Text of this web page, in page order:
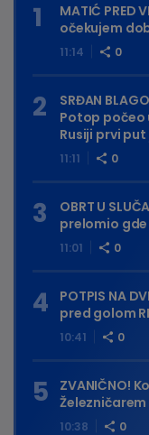
11:14 0
MATIĆ PRED
očekujem
11:11 0
SRĐAN
Potop počeo
Rusiji prvi
11:01 0
OBRT U
prelomio
10:41 0
POTPIS NA
pred golom
10:38 0
ZVANIČNO!
Železničarem